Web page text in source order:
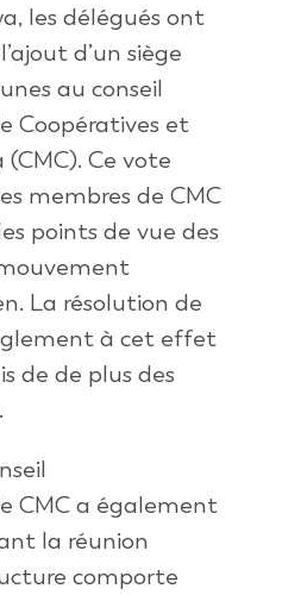
les délégués ont
d’un siège
au conseil
Coopératives et
Ce vote
membres de CMC
points de vue des
La résolution de
à cet effet
de de plus des
CMC a également
la réunion
comporte